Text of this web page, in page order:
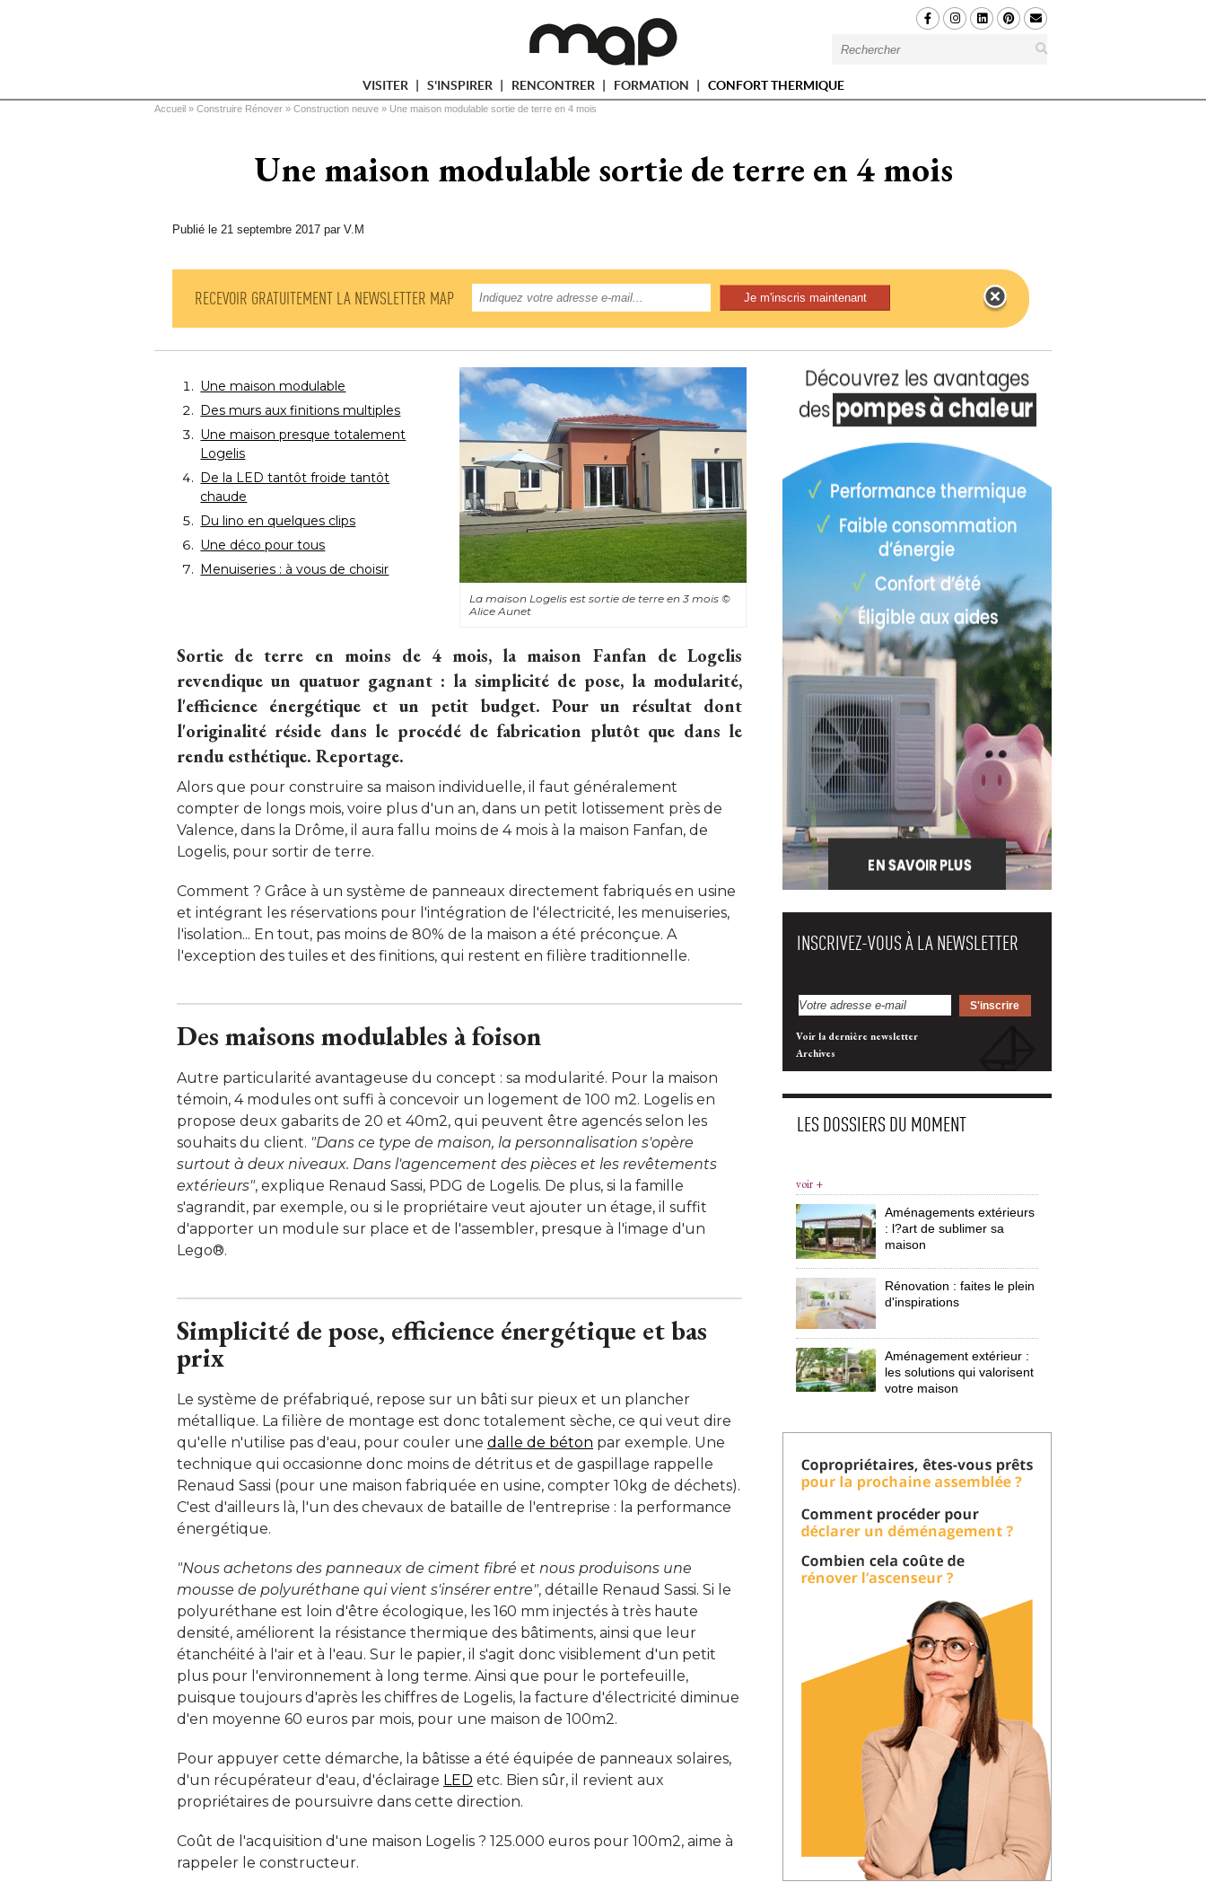
VISITER S'INSPIRER RENCONTRER FORMATION CONFORT THERMIQUE
Vous êtes ici
Accueil » Construire Rénover » Construction neuve » Une maison modulable sortie de terre en 4 mois
Une maison modulable sortie de terre en 4 mois
Publié le 21 septembre 2017 par V.M
RECEVOIR GRATUITEMENT LA NEWSLETTER MAP
La maison Logelis est sortie de terre en 3 mois ©
Alice Aunet
Une maison modulable
Des murs aux finitions multiples
Une maison presque totalement
Logelis
De la LED tantôt froide tantôt
chaude
Du lino en quelques clips
Une déco pour tous
Menuiseries : à vous de choisir
Sortie de terre en moins de 4 mois, la maison Fanfan de Logelis
revendique un quatuor gagnant : la simplicité de pose, la modularité,
l'efficience énergétique et un petit budget. Pour un résultat dont
l'originalité réside dans le procédé de fabrication plutôt que dans le
rendu esthétique. Reportage.
Alors que pour construire sa maison individuelle, il faut généralement
compter de longs mois, voire plus d'un an, dans un petit lotissement près de
Valence, dans la Drôme, il aura fallu moins de 4 mois à la maison Fanfan, de
Logelis, pour sortir de terre.
Comment ? Grâce à un système de panneaux directement fabriqués en usine
et intégrant les réservations pour l'intégration de l'électricité, les menuiseries,
l'isolation... En tout, pas moins de 80% de la maison a été préconçue. A
l'exception des tuiles et des finitions, qui restent en filière traditionnelle.
Des maisons modulables à foison
Autre particularité avantageuse du concept : sa modularité. Pour la maison
témoin, 4 modules ont suffi à concevoir un logement de 100 m2. Logelis en
propose deux gabarits de 20 et 40m2, qui peuvent être agencés selon les
souhaits du client. "Dans ce type de maison, la personnalisation s'opère
surtout à deux niveaux. Dans l'agencement des pièces et les revêtements
extérieurs", explique Renaud Sassi, PDG de Logelis. De plus, si la famille
s'agrandit, par exemple, ou si le propriétaire veut ajouter un étage, il suffit
d'apporter un module sur place et de l'assembler, presque à l'image d'un
Lego®.
Simplicité de pose, efficience énergétique et bas
prix
Le système de préfabriqué, repose sur un bâti sur pieux et un plancher
métallique. La filière de montage est donc totalement sèche, ce qui veut dire
qu'elle n'utilise pas d'eau, pour couler une dalle de béton par exemple. Une
technique qui occasionne donc moins de détritus et de gaspillage rappelle
Renaud Sassi (pour une maison fabriquée en usine, compter 10kg de déchets).
C'est d'ailleurs là, l'un des chevaux de bataille de l'entreprise : la performance
énergétique.
"Nous achetons des panneaux de ciment fibré et nous produisons une
mousse de polyuréthane qui vient s'insérer entre", détaille Renaud Sassi. Si le
polyuréthane est loin d'être écologique, les 160 mm injectés à très haute
densité, améliorent la résistance thermique des bâtiments, ainsi que leur
étanchéité à l'air et à l'eau. Sur le papier, il s'agit donc visiblement d'un petit
plus pour l'environnement à long terme. Ainsi que pour le portefeuille,
puisque toujours d'après les chiffres de Logelis, la facture d'électricité diminue
d'en moyenne 60 euros par mois, pour une maison de 100m2.
Pour appuyer cette démarche, la bâtisse a été équipée de panneaux solaires,
d'un récupérateur d'eau, d'éclairage LED etc. Bien sûr, il revient aux
propriétaires de poursuivre dans cette direction.
Coût de l'acquisition d'une maison Logelis ? 125.000 euros pour 100m2, aime à
rappeler le constructeur.
INSCRIVEZ-VOUS À LA NEWSLETTER
Voir la dernière newsletter
Archives
LES DOSSIERS DU MOMENT
voir +
Aménagements extérieurs
: l?art de sublimer sa
maison
Rénovation : faites le plein
d'inspirations
Aménagement extérieur :
les solutions qui valorisent
votre maison